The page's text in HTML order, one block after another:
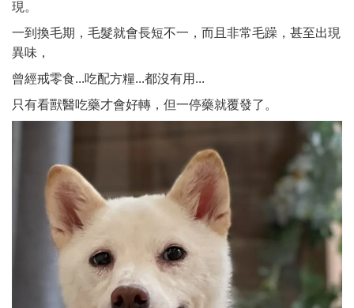
現。
一到換毛期，毛髮就會長短不一，而且非常毛躁，甚至出現
異味，
曾經戒零食...吃配方糧...都沒有用...
只有看獸醫吃藥才會好轉，但一停藥就覆發了。